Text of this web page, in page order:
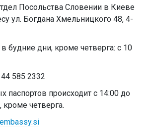
Посольства Словении в Киеве
ул. Богдана Хмельницкого 48, 4-
будние дни, кроме четверга: с 10
585 2332
паспортов происходит с 14:00 до
четверга.